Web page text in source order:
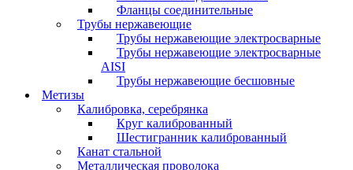
Фланцы соединительные
Трубы нержавеющие
Трубы нержавеющие электросварные
Трубы нержавеющие электросварные
AISI
Трубы нержавеющие бесшовные
Метизы
Калибровка, серебрянка
Круг калиброванный
Шестигранник калиброванный
Канат стальной
Металлическая проволока